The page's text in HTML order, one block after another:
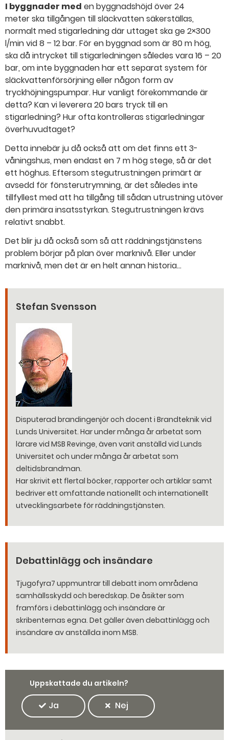
I byggnader med en byggnadshöjd över 24
meter ska tillgången till släckvatten säkerställas,
normalt med stigarledning där uttaget ska ge 2×300
l/min vid 8 – 12 bar. För en byggnad som är 80 m hög,
ska då intrycket till stigarledningen således vara 16 – 20
bar, om inte byggnaden har ett separat system för
släckvattenförsörjning eller någon form av
tryckhöjningspumpar. Hur vanligt förekommande är
detta? Kan vi leverera 20 bars tryck till en
stigarledning? Hur ofta kontrolleras stigarledningar
överhuvudtaget?
Detta innebär ju då också att om det finns ett 3-
våningshus, men endast en 7 m hög stege, så är det
ett höghus. Eftersom stegutrustningen primärt är
avsedd för fönsterutrymning, är det således inte
tillfyllest med att ha tillgång till sådan utrustning utöver
den primära insatsstyrkan. Stegutrustningen krävs
relativt snabbt.
Det blir ju då också som så att räddningstjänstens
problem börjar på plan över marknivå. Eller under
marknivå, men det är en helt annan historia…
Stefan Svensson
Disputerad brandingenjör och docent i Brandteknik vid
Lunds Universitet. Har under många år arbetat som
lärare vid MSB Revinge, även varit anställd vid Lunds
Universitet och under många år arbetat som
deltidsbrandman.
Har skrivit ett flertal böcker, rapporter och artiklar samt
bedriver ett omfattande nationellt och internationellt
utvecklingsarbete för räddningstjänsten.
Debattinlägg och insändare
Tjugofyra7 uppmuntrar till debatt inom områdena
samhällsskydd och beredskap. De åsikter som
framförs i debattinlägg och insändare är
skribenternas egna. Det gäller även debattinlägg och
insändare av anställda inom MSB.
Uppskattade du artikeln?
Ja Nej